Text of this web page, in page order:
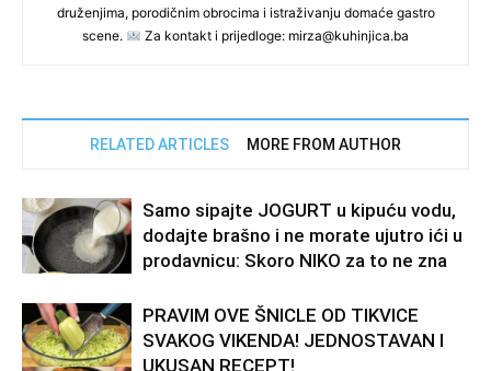
druženjima, porodičnim obrocima i istraživanju domaće gastro
scene.
Za kontakt i prijedloge: mirza@kuhinjica.ba
RELATED ARTICLES MORE FROM AUTHOR
Samo sipajte JOGURT u kipuću vodu,
dodajte brašno i ne morate ujutro ići u
prodavnicu: Skoro NIKO za to ne zna
PRAVIM OVE ŠNICLE OD TIKVICE
SVAKOG VIKENDA! JEDNOSTAVAN I
UKUSAN RECEPT!